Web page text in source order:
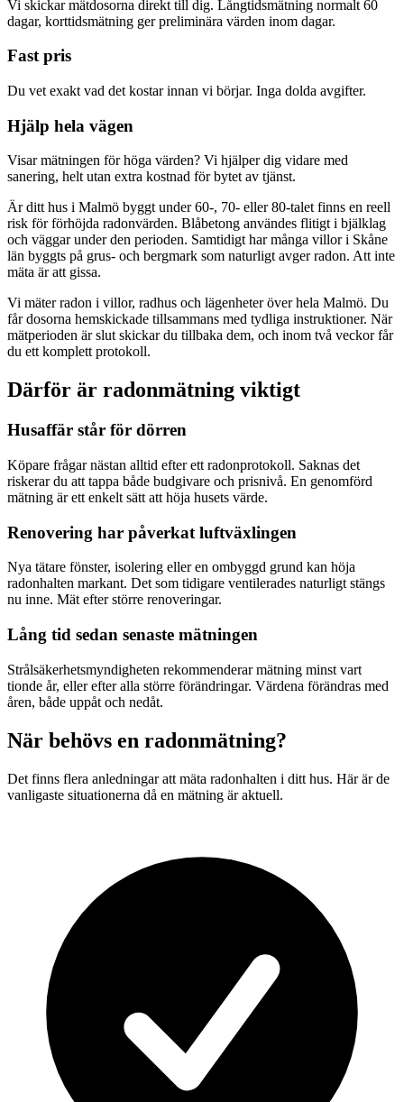
Vi skickar mätdosorna direkt till dig. Långtidsmätning normalt 60
dagar, korttidsmätning ger preliminära värden inom dagar.
Fast pris
Du vet exakt vad det kostar innan vi börjar. Inga dolda avgifter.
Hjälp hela vägen
Visar mätningen för höga värden? Vi hjälper dig vidare med
sanering, helt utan extra kostnad för bytet av tjänst.
Är ditt hus i Malmö byggt under 60-, 70- eller 80-talet finns en reell
risk för förhöjda radonvärden. Blåbetong användes flitigt i bjälklag
och väggar under den perioden. Samtidigt har många villor i Skåne
län byggts på grus- och bergmark som naturligt avger radon. Att inte
mäta är att gissa.
Vi mäter radon i villor, radhus och lägenheter över hela Malmö. Du
får dosorna hemskickade tillsammans med tydliga instruktioner. När
mätperioden är slut skickar du tillbaka dem, och inom två veckor får
du ett komplett protokoll.
Därför är radonmätning viktigt
Husaffär står för dörren
Köpare frågar nästan alltid efter ett radonprotokoll. Saknas det
riskerar du att tappa både budgivare och prisnivå. En genomförd
mätning är ett enkelt sätt att höja husets värde.
Renovering har påverkat luftväxlingen
Nya tätare fönster, isolering eller en ombyggd grund kan höja
radonhalten markant. Det som tidigare ventilerades naturligt stängs
nu inne. Mät efter större renoveringar.
Lång tid sedan senaste mätningen
Strålsäkerhetsmyndigheten rekommenderar mätning minst vart
tionde år, eller efter alla större förändringar. Värdena förändras med
åren, både uppåt och nedåt.
När behövs en radonmätning?
Det finns flera anledningar att mäta radonhalten i ditt hus. Här är de
vanligaste situationerna då en mätning är aktuell.